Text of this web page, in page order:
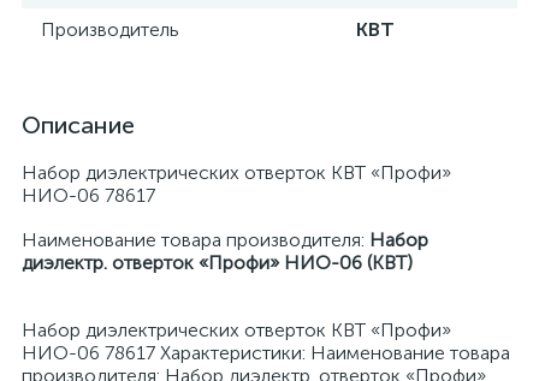
Производитель
КВТ
Описание
Набор диэлектрических отверток КВТ «Профи»
НИО-06 78617
Наименование товара производителя: Набор
диэлектр. отверток «Профи» НИО-06 (КВТ)
Набор диэлектрических отверток КВТ «Профи»
НИО-06 78617 Характеристики: Наименование товара
производителя: Набор диэлектр. отверток «Профи»